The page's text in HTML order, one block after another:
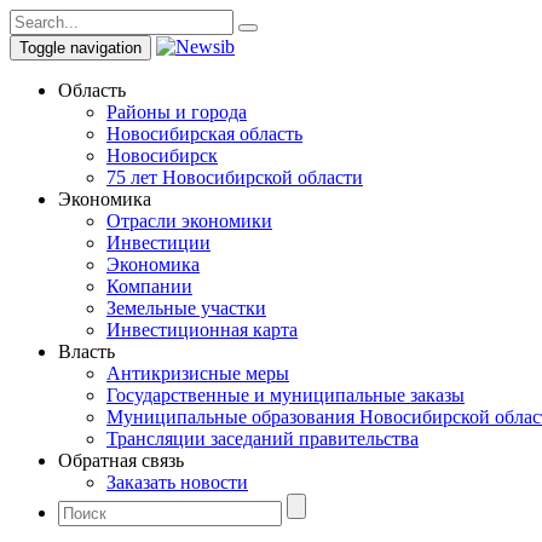
Toggle navigation
Область
Районы и города
Новосибирская область
Новосибирск
75 лет Новосибирской области
Экономика
Отрасли экономики
Инвестиции
Экономика
Компании
Земельные участки
Инвестиционная карта
Власть
Антикризисные меры
Государственные и муниципальные заказы
Муниципальные образования Новосибирской
Трансляции заседаний правительства
Обратная связь
Заказать новости